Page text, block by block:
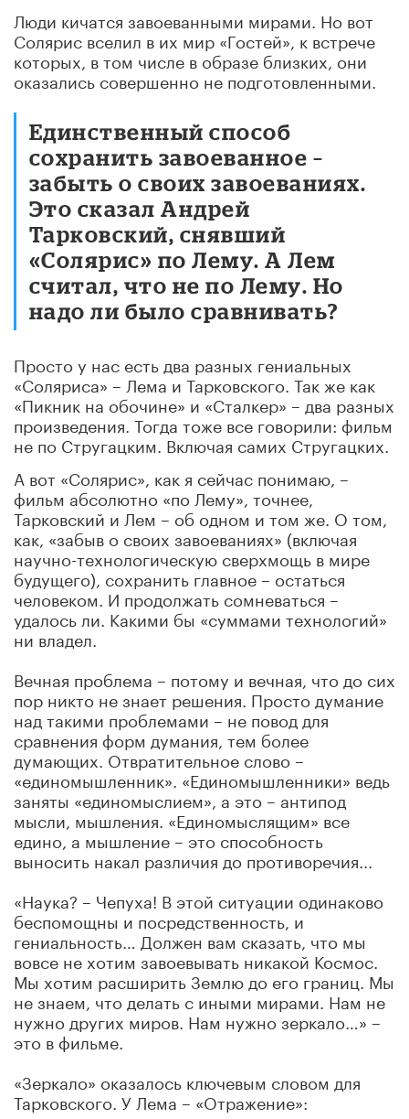
Люди кичатся завоеванными мирами. Но вот
Солярис вселил в их мир «Гостей», к встрече
которых, в том числе в образе близких, они
оказались совершенно не подготовленными.
Единственный способ
сохранить завоеванное –
забыть о своих завоеваниях.
Это сказал Андрей
Тарковский, снявший
«Солярис» по Лему. А Лем
считал, что не по Лему. Но
надо ли было сравнивать?
Просто у нас есть два разных гениальных
«Соляриса» – Лема и Тарковского. Так же как
«Пикник на обочине» и «Сталкер» – два разных
произведения. Тогда тоже все говорили: фильм
не по Стругацким. Включая самих Стругацких.
А вот «Солярис», как я сейчас понимаю, –
фильм абсолютно «по Лему», точнее,
Тарковский и Лем – об одном и том же. О том,
как, «забыв о своих завоеваниях» (включая
научно-технологическую сверхмощь в мире
будущего), сохранить главное – остаться
человеком. И продолжать сомневаться –
удалось ли. Какими бы «суммами технологий»
ни владел.
Вечная проблема – потому и вечная, что до сих
пор никто не знает решения. Просто думание
над такими проблемами – не повод для
сравнения форм думания, тем более
думающих. Отвратительное слово –
«единомышленник». «Единомышленники» ведь
заняты «единомыслием», а это – антипод
мысли, мышления. «Единомыслящим» все
едино, а мышление – это способность
выносить накал различия до противоречия...
«Наука? – Чепуха! В этой ситуации одинаково
беспомощны и посредственность, и
гениальность… Должен вам сказать, что мы
вовсе не хотим завоевывать никакой Космос.
Мы хотим расширить Землю до его границ. Мы
не знаем, что делать с иными мирами. Нам не
нужно других миров. Нам нужно зеркало…» –
это в фильме.
«Зеркало» оказалось ключевым словом для
Тарковского. У Лема – «Отражение»: